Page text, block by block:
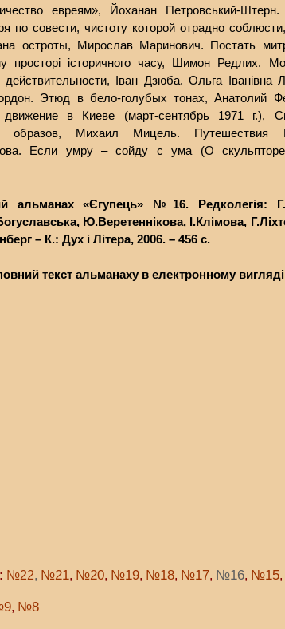
евреям», Йоханан Петровський-Штерн.
по совести, чистоту которой отрадно
остроты, Мирослав Маринович. Постать
просторі історичного часу, Шимон Редлих.
Iван Дзюба. Ольга Іванівна
Этюд в бело-голубых тонах, Анатолий
движение в Киеве (март-сентябрь 1971 г.),
образов, Михаил Мицель. Путешествия
Если умру – сойду с ума (О
альманах «Єгупець» №16. Редколегія:
Ю.Веретеннікова, І.Клімова,
– К.: Дух і Літера, 2006. – 456 с.
текст альманаху в електронному
№22, №21, №20, №19, №18, №17, №16, №15,
, №8